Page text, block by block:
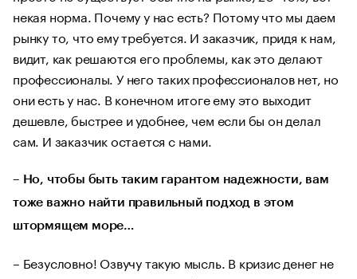
некая норма. Почему у нас есть? Потому что мы даем
рынку то, что ему требуется. И заказчик, придя к нам,
видит, как решаются его проблемы, как это делают
профессионалы. У него таких профессионалов нет, но
они есть у нас. В конечном итоге ему это выходит
дешевле, быстрее и удобнее, чем если бы он делал
сам. И заказчик остается с нами.
– Но, чтобы быть таким гарантом надежности, вам
тоже важно найти правильный подход в этом
штормящем море…
– Безусловно! Озвучу такую мысль. В кризис денег не